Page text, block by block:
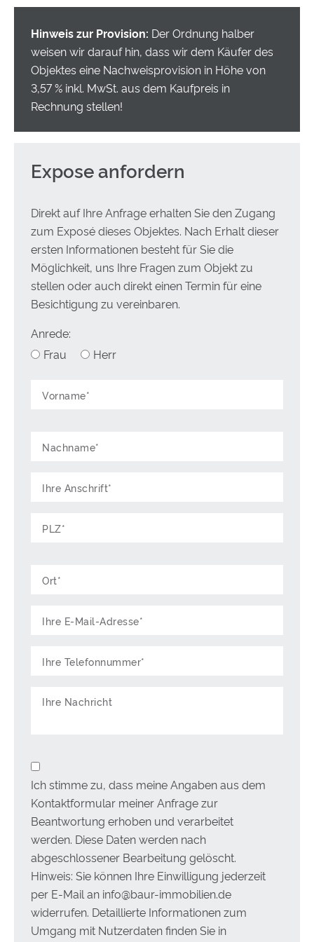
3838 Exposé-Aufrufe
Hinweis zur Provision: Der Ordnung halber
weisen wir darauf hin, dass wir dem Käufer des
Objektes eine Nachweisprovision in Höhe von
3,57 % inkl. MwSt. aus dem Kaufpreis in
Rechnung stellen!
Expose anfordern
Direkt auf Ihre Anfrage erhalten Sie den Zugang
zum Exposé dieses Objektes. Nach Erhalt dieser
ersten Informationen besteht für Sie die
Möglichkeit, uns Ihre Fragen zum Objekt zu
stellen oder auch direkt einen Termin für eine
Besichtigung zu vereinbaren.
Anrede:
Frau
Herr
Ich stimme zu, dass meine Angaben aus dem
Kontaktformular meiner Anfrage zur
Beantwortung erhoben und verarbeitet
werden. Diese Daten werden nach
abgeschlossener Bearbeitung gelöscht.
Hinweis: Sie können Ihre Einwilligung jederzeit
per E-Mail an info@baur-immobilien.de
widerrufen. Detaillierte Informationen zum
Umgang mit Nutzerdaten finden Sie in